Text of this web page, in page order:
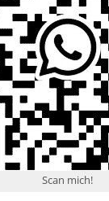
Scan mich!